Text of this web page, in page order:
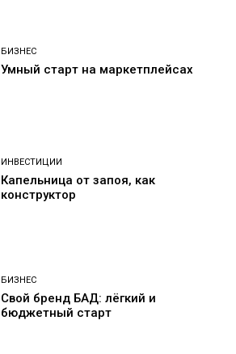
БИЗНЕС
Умный старт на маркетплейсах
ИНВЕСТИЦИИ
Капельница от запоя, как
конструктор
БИЗНЕС
Свой бренд БАД: лёгкий и
бюджетный старт